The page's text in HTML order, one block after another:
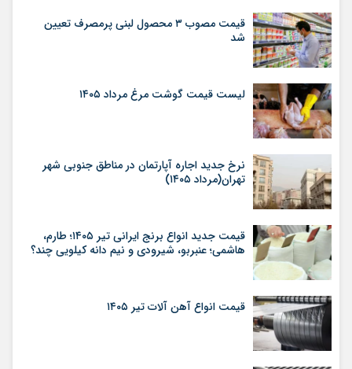
قیمت مصوب ۳ محصول لبنی پرمصرف تعیین
شد
لیست قیمت گوشت مرغ مرداد ۱۴۰۵
نرخ جدید اجاره آپارتمان در مناطق جنوبی شهر
تهران(مرداد ۱۴۰۵)
قیمت جدید انواع برنج ایرانی تیر ۱۴۰۵؛ طارم،
هاشمی؛ عنبربو، شیرودی و نیم دانه کیلویی چند؟
قیمت انواع آهن آلات تیر ۱۴۰۵